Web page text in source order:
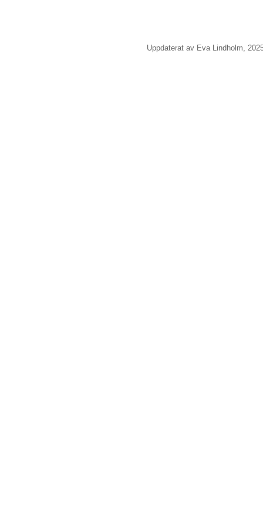
Uppdaterat av Eva Lindholm,